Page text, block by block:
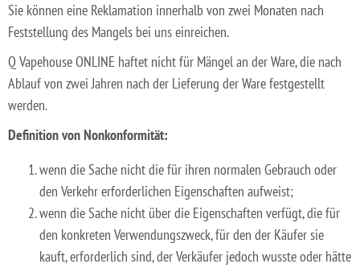
Sie können eine Reklamation innerhalb von zwei Monaten nach
Feststellung des Mangels bei uns einreichen.
Q Vapehouse ONLINE haftet nicht für Mängel an der Ware, die nach
Ablauf von zwei Jahren nach der Lieferung der Ware festgestellt
werden.
Definition von Nonkonformität:
wenn die Sache nicht die für ihren normalen Gebrauch oder
den Verkehr erforderlichen Eigenschaften aufweist;
wenn die Sache nicht über die Eigenschaften verfügt, die für
den konkreten Verwendungszweck, für den der Käufer sie
kauft, erforderlich sind, der Verkäufer jedoch wusste oder hätte